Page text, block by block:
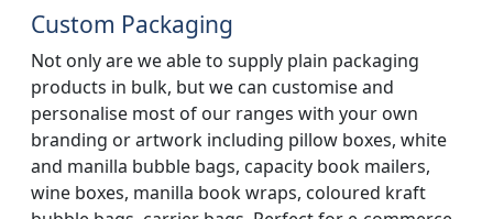
Custom Packaging
Not only are we able to supply plain packaging
products in bulk, but we can customise and
personalise most of our ranges with your own
branding or artwork including pillow boxes, white
and manilla bubble bags, capacity book mailers,
wine boxes, manilla book wraps, coloured kraft